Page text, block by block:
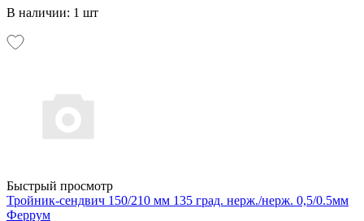
В наличии: 1 шт
Быстрый просмотр
Тройник-сендвич 150/210 мм 135 град. нерж./нерж. 0,5/0.5мм
Феррум